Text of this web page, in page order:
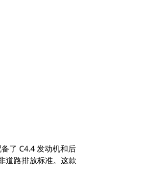
了 C4.4 发动机和后
道路排放标准。这款